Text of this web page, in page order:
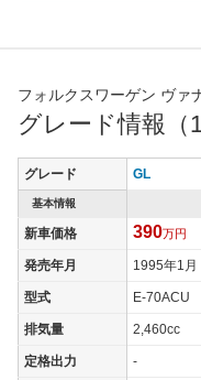
フォルクスワーゲン ヴァ
グレード情報（
グレード GL
基本情報
新車価格 390万円
発売年月 1995年1月
型式 E-70ACU
排気量 2,460cc
定格出力 -